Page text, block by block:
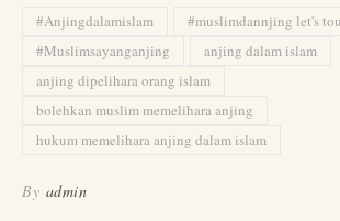
#Anjingdalamislam
#muslimdannjing let's
#Muslimsayanganjing
anjing dalam islam
anjing dipelihara orang islam
bolehkan muslim memelihara anjing
hukum memelihara anjing dalam islam
By admin